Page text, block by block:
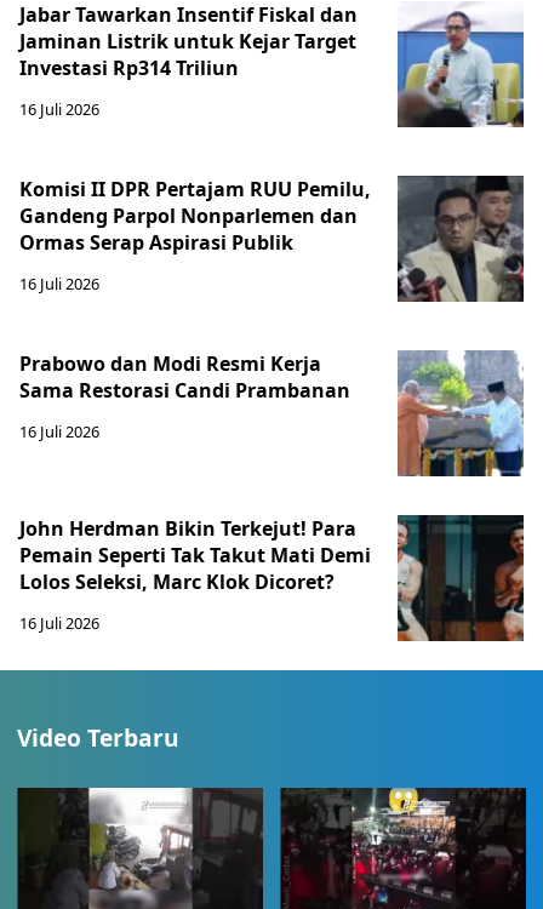
Jabar Tawarkan Insentif Fiskal dan
Jaminan Listrik untuk Kejar Target
Investasi Rp314 Triliun
16 Juli 2026
Komisi II DPR Pertajam RUU Pemilu,
Gandeng Parpol Nonparlemen dan
Ormas Serap Aspirasi Publik
16 Juli 2026
Prabowo dan Modi Resmi Kerja
Sama Restorasi Candi Prambanan
16 Juli 2026
John Herdman Bikin Terkejut! Para
Pemain Seperti Tak Takut Mati Demi
Lolos Seleksi, Marc Klok Dicoret?
16 Juli 2026
Video Terbaru